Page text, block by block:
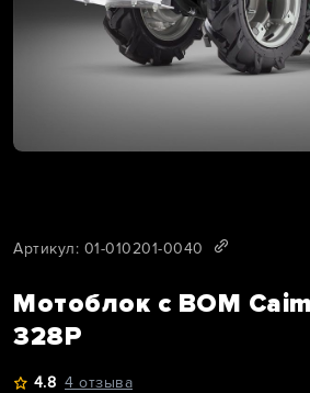
Артикул: 01-010201-0040
Мотоблок с ВОМ
328P
4.8 4 отзыва